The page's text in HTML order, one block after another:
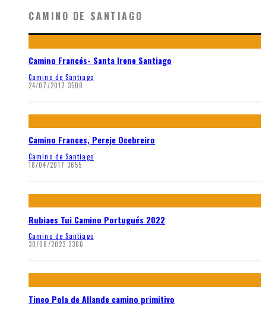
CAMINO DE SANTIAGO
Camino Francés- Santa Irene Santiago
Camino de Santiago
24/07/2017 3508
Camino Frances, Pereje Ocebreiro
Camino de Santiago
18/04/2017 3655
Rubiaes Tui Camino Portugués 2022
Camino de Santiago
30/08/2023 2366
Tineo Pola de Allande camino primitivo